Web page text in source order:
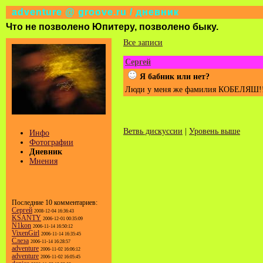
adventure @ groove.ru / дневник
Что не позволено Юпитеру, позволено быку.
Инфо
Фотографии
Дневник
Мнения
Последние 10 комментариев:
Сергей 2008-12-04 16:36:43
KSANTY 2006-12-01 00:35:09
N1kon 2006-11-14 16:50:12
VixenGirl 2006-11-14 16:35:45
Слеза 2006-11-14 16:28:57
adventure 2006-11-02 16:06:12
adventure 2006-11-02 16:05:45
Все записи
Сергей
Я бабник или нет?
Люди у меня же фамилия
Ветвь дискуссии Уровень выше